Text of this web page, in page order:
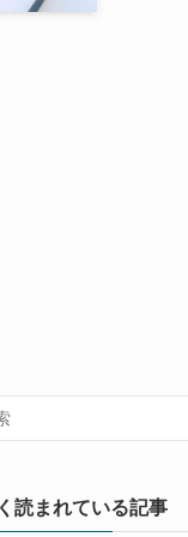
読まれている記事